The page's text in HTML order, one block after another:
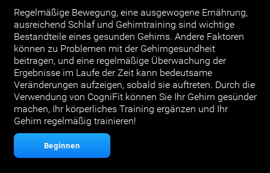
Regelmäßige Bewegung, eine ausgewogene Ernährung,
ausreichend Schlaf und Gehirntraining sind wichtige
Bestandteile eines gesunden Gehirns. Andere Faktoren
können zu Problemen mit der Gehirngesundheit
beitragen, und eine regelmäßige Überwachung der
Ergebnisse im Laufe der Zeit kann bedeutsame
Veränderungen aufzeigen, sobald sie auftreten. Durch die
Verwendung von CogniFit können Sie Ihr Gehirn gesünder
machen, Ihr körperliches Training ergänzen und Ihr
Gehirn regelmäßig trainieren!
Beginnen